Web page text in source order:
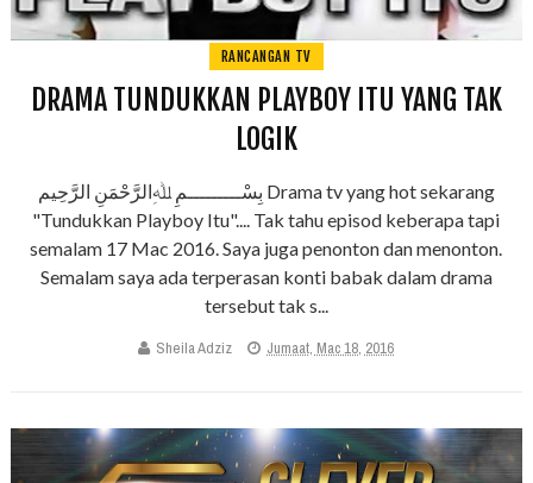
RANCANGAN TV
DRAMA TUNDUKKAN PLAYBOY ITU YANG TAK
LOGIK
بِسْـــــــــمِ ﷲِالرَّحْمَنِ الرَّحِيم Drama tv yang hot sekarang
"Tundukkan Playboy Itu".... Tak tahu episod keberapa tapi
semalam 17 Mac 2016. Saya juga penonton dan menonton.
Semalam saya ada terperasan konti babak dalam drama
tersebut tak s...
Sheila Adziz Jumaat, Mac 18, 2016